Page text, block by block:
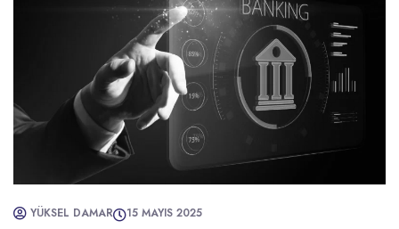
YÜKSEL DAMAR 15 MAYIS 2025